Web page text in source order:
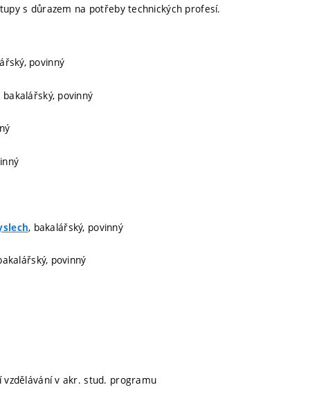
s důrazem na potřeby technických profesí.
povinný
bakalářský, povinný
, bakalářský, povinný
povinný
vzdělávání v akr. stud. programu